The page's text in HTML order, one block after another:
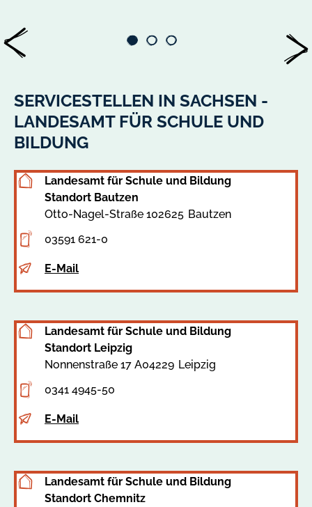
SERVICESTELLEN IN SACHSEN -
LANDESAMT FÜR SCHULE UND
BILDUNG
Adresse
Landesamt für Schule und Bildung
Standort Bautzen
Otto-Nagel-Straße 102625 Bautzen
03591 621-0
E-Mail
Adresse
Landesamt für Schule und Bildung
Standort Leipzig
Nonnenstraße 17 A04229 Leipzig
0341 4945-50
E-Mail
Landesamt für Schule und Bildung
Standort Chemnitz